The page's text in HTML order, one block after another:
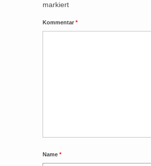
markiert
Kommentar *
Name *